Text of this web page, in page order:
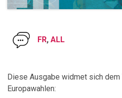
FR, ALL
Diese Ausgabe widmet sich dem
Europawahlen: